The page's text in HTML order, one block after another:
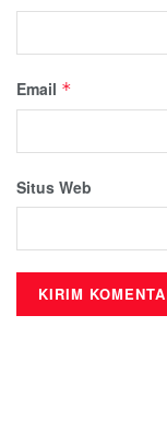
Email *
Situs Web